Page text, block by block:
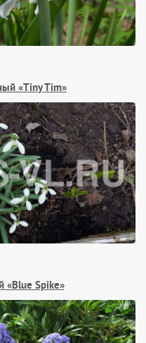
«Tiny Tim»
«Blue Spike»